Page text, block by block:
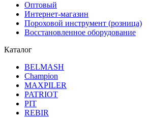
Оптовый
Интернет-магазин
Пороховой инструмент (розница)
Восстановленное оборудование
Каталог
BELMASH
Champion
MAXPILER
PATRIOT
PIT
REBIR